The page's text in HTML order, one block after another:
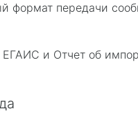
передачи
и Отчет об